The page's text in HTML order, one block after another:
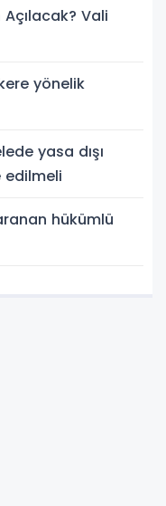
Vali
yönelik
yasa dışı
hükümlü